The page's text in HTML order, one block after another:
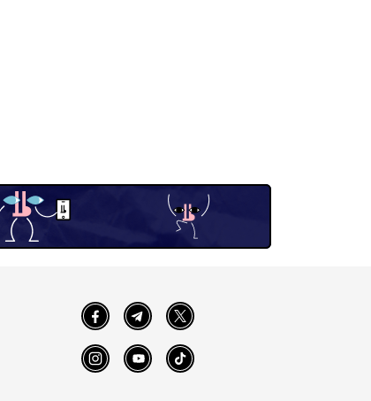
FacebookTelegram Twitter
InstagramYouTube TikTok